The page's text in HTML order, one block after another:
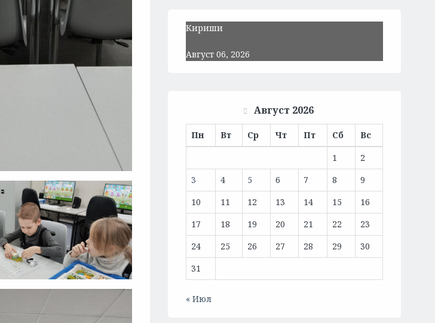
Кириши
Август 06, 2026
Август 2026
Пн Вт Ср Чт Пт Сб
Вс
1
2
3
4 5 6 7 8
9
10
11 12 13 14 15
16
17
18 19 20 21 22
23
24
25 26 27 28 29
30
31
« Июл